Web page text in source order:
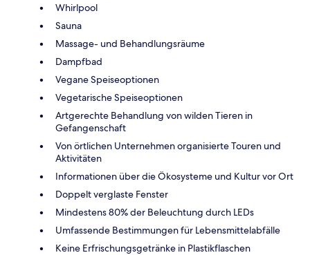
Whirlpool
Sauna
Massage- und Behandlungsräume
Dampfbad
Vegane Speiseoptionen
Vegetarische Speiseoptionen
Artgerechte Behandlung von wilden Tieren in
Gefangenschaft
Von örtlichen Unternehmen organisierte Touren und
Aktivitäten
Informationen über die Ökosysteme und Kultur vor Ort
Doppelt verglaste Fenster
Mindestens 80% der Beleuchtung durch LEDs
Umfassende Bestimmungen für Lebensmittelabfälle
Keine Erfrischungsgetränke in Plastikflaschen